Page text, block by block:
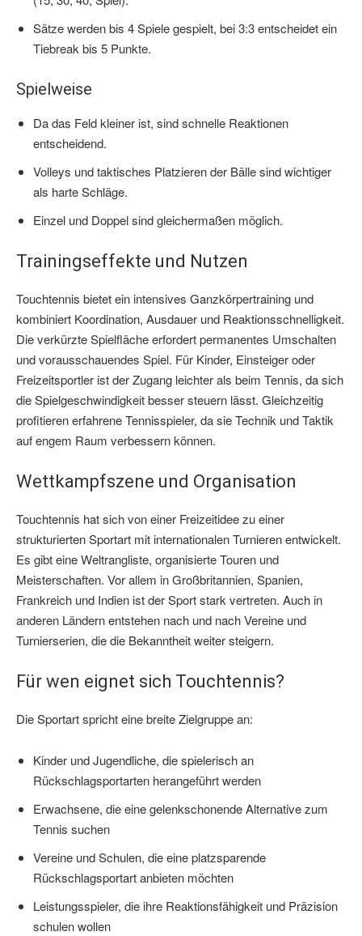
Sätze werden bis 4 Spiele gespielt, bei 3:3 entscheidet ein
Tiebreak bis 5 Punkte.
Spielweise
Da das Feld kleiner ist, sind schnelle Reaktionen
entscheidend.
Volleys und taktisches Platzieren der Bälle sind wichtiger
als harte Schläge.
Einzel und Doppel sind gleichermaßen möglich.
Trainingseffekte und Nutzen
Touchtennis bietet ein intensives Ganzkörpertraining und
kombiniert Koordination, Ausdauer und Reaktionsschnelligkeit.
Die verkürzte Spielfläche erfordert permanentes Umschalten
und vorausschauendes Spiel. Für Kinder, Einsteiger oder
Freizeitsportler ist der Zugang leichter als beim Tennis, da sich
die Spielgeschwindigkeit besser steuern lässt. Gleichzeitig
profitieren erfahrene Tennisspieler, da sie Technik und Taktik
auf engem Raum verbessern können.
Wettkampfszene und Organisation
Touchtennis hat sich von einer Freizeitidee zu einer
strukturierten Sportart mit internationalen Turnieren entwickelt.
Es gibt eine Weltrangliste, organisierte Touren und
Meisterschaften. Vor allem in Großbritannien, Spanien,
Frankreich und Indien ist der Sport stark vertreten. Auch in
anderen Ländern entstehen nach und nach Vereine und
Turnierserien, die die Bekanntheit weiter steigern.
Für wen eignet sich Touchtennis?
Die Sportart spricht eine breite Zielgruppe an:
Kinder und Jugendliche, die spielerisch an
Rückschlagsportarten herangeführt werden
Erwachsene, die eine gelenkschonende Alternative zum
Tennis suchen
Vereine und Schulen, die eine platzsparende
Rückschlagsportart anbieten möchten
Leistungsspieler, die ihre Reaktionsfähigkeit und Präzision
schulen wollen